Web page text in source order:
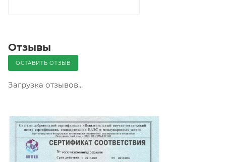
Отзывы
ОСТАВИТЬ ОТЗЫВ
Загрузка отзывов...